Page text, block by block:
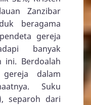
Zanzibar
beragama
gereja
banyak
ini. Berdoalah
dalam
Suku
separoh dari